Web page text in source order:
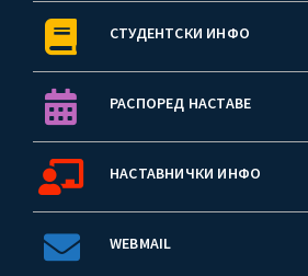
СТУДЕНТСКИ ИНФО
РАСПОРЕД НАСТАВЕ
НАСТАВНИЧКИ ИНФО
WEBMAIL